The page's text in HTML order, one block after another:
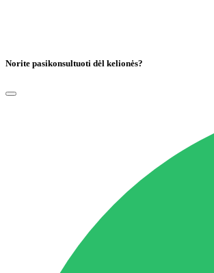
Norite pasikonsultuoti dėl kelionės?